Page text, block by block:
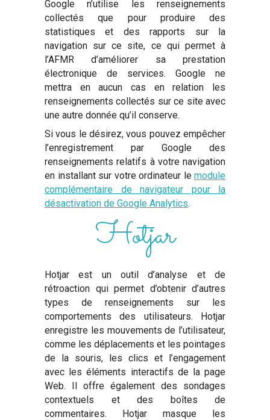
Google n’utilise les renseignements
collectés que pour produire des
statistiques et des rapports sur la
navigation sur ce site, ce qui permet à
l’AFMR d’améliorer sa prestation
électronique de services. Google ne
mettra en aucun cas en relation les
renseignements collectés sur ce site avec
une autre donnée qu’il conserve.
Si vous le désirez, vous pouvez empêcher
l’enregistrement par Google des
renseignements relatifs à votre navigation
en installant sur votre ordinateur le module
complémentaire de navigateur pour la
désactivation de Google Analytics.
Hotjar
Hotjar est un outil d’analyse et de
rétroaction qui permet d’obtenir d’autres
types de renseignements sur les
comportements des utilisateurs. Hotjar
enregistre les mouvements de l’utilisateur,
comme les déplacements et les pointages
de la souris, les clics et l’engagement
avec les éléments interactifs de la page
Web. Il offre également des sondages
contextuels et des boîtes de
commentaires. Hotjar masque les